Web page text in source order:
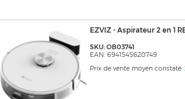
EZVIZ - Aspirateur 2 en 1
SKU: OB03741
EAN: 6941545620749
Prix de vente moyen constaté: